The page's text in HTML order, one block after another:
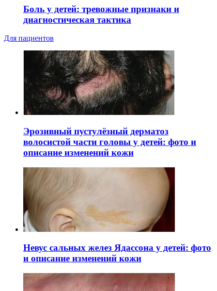
Боль у детей: тревожные признаки и
диагностическая тактика
Для пациентов
Эрозивный пустулёзный дерматоз
волосистой части головы у детей: фото и
описание изменений кожи
Невус сальных желез Ядассона у детей: фото
и описание изменений кожи